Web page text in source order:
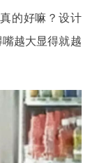
的好嘛？设计
越大显得就越